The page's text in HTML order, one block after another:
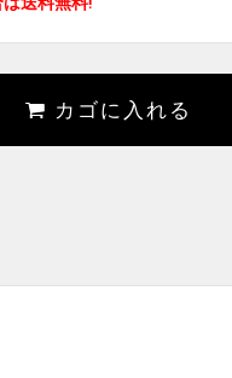
カゴに入れる